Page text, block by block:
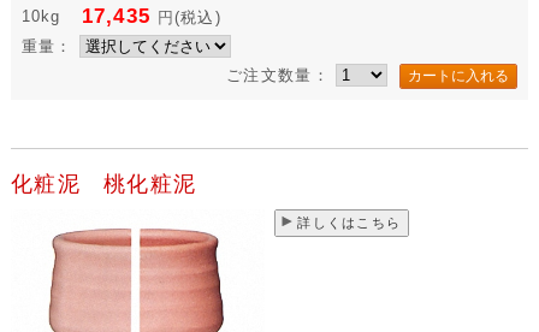
10kg
17,435 円 (税込)
重量：
ご注文数量：
化粧泥 桃化粧泥
詳しくはこちら